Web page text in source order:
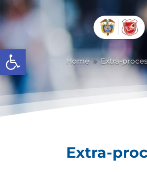
Abrir barra de herramientas
Home 9 Extra-
Extra-